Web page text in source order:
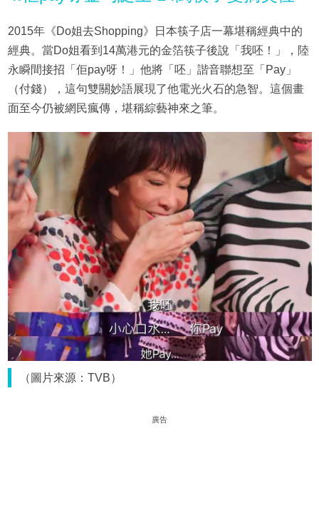
2015年《Do姐去Shopping》日本筷子店一幕堪稱經典中的
經典。當Do姐看到14萬港元的金箔筷子後說「我呸！」，陸
永瞬間接招「佢pay呀！」他將「呸」諧音聯想至「Pay」
（付錢），這句雙關妙語展現了他電光火石的急智。這個畫
面至今仍被網民瘋傳，堪稱綜藝神來之筆。
（圖片來源：TVB）
廣告